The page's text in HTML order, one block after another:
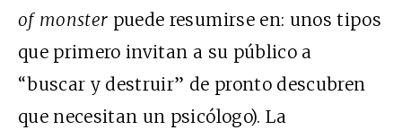
of monster puede resumirse en: unos tipos
que primero invitan a su público a
“buscar y destruir” de pronto descubren
que necesitan un psicólogo). La